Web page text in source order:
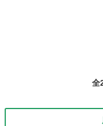
全